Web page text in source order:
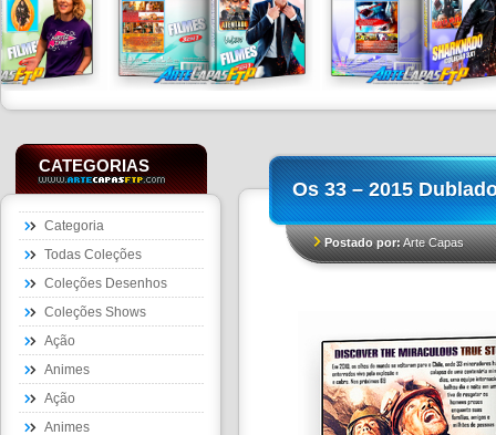
CATEGORIAS
Categoria
Todas Coleções
Coleções Desenhos
Coleções Shows
Ação
Animes
Ação
Animes
Os 33 – 2015
Postado por:Arte Capas